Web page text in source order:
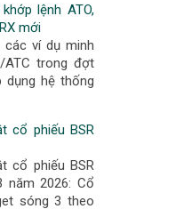
lệnh ATO,
mới
các ví dụ minh
ATC trong đợt
dụng hệ thống
cổ phiếu BSR
cổ phiếu BSR
năm 2026: Cổ
sóng 3 theo